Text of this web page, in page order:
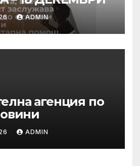
ADMIN
агенция по
ADMIN